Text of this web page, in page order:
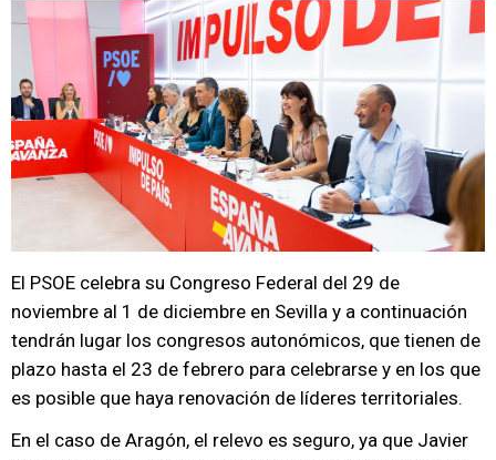
El PSOE celebra su Congreso Federal del 29 de
noviembre al 1 de diciembre en Sevilla y a continuación
tendrán lugar los congresos autonómicos, que tienen de
plazo hasta el 23 de febrero para celebrarse y en los que
es posible que haya renovación de líderes territoriales.
En el caso de Aragón, el relevo es seguro, ya que Javier